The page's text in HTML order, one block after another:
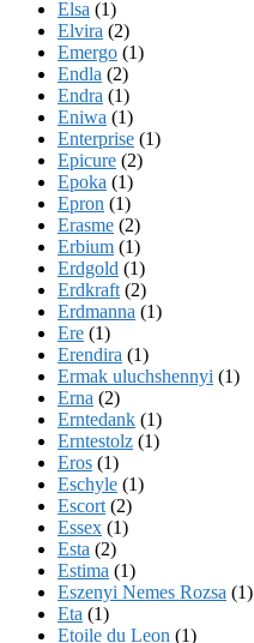
Elsa (1)
Elvira (2)
Emergo (1)
Endla (2)
Endra (1)
Eniwa (1)
Enterprise (1)
Epicure (2)
Epoka (1)
Epron (1)
Erasme (2)
Erbium (1)
Erdgold (1)
Erdkraft (2)
Erdmanna (1)
Ere (1)
Erendira (1)
Ermak uluchshennyi (1)
Erna (2)
Erntedank (1)
Erntestolz (1)
Eros (1)
Eschyle (1)
Escort (2)
Essex (1)
Esta (2)
Estima (1)
Eszenyi Nemes Rozsa (1)
Eta (1)
Etoile du Leon (1)